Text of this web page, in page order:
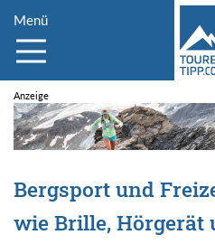
Menü
Bergsport und
wie Brille, Hörgerät